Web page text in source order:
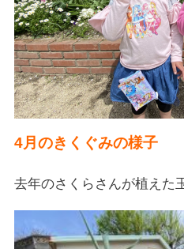
4月のきくぐみの様子
去年のさくらさんが植えた